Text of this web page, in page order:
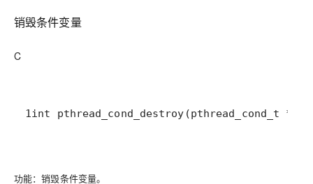
销毁条件变量
C
1int pthread_cond_destroy(pthread_cond_t
功能：销毁条件变量。